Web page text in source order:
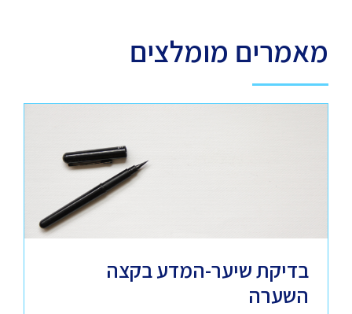
מאמרים מומלצים
בדיקת שיער-המדע בקצה
השערה